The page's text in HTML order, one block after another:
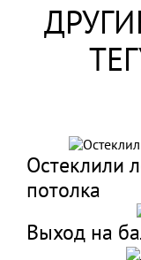
Остеклили
потолка
Выход на